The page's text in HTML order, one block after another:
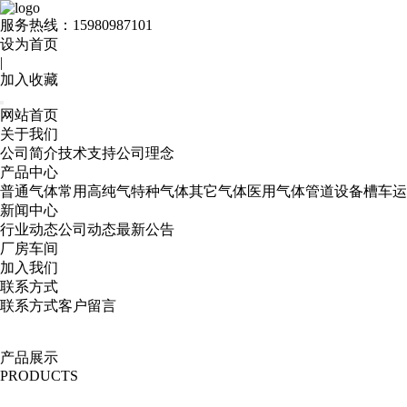
服务热线： 15980987101
设为首页
|
加入收藏
网站首页
关于我们
公司简介技术支持公司理念
产品中心
普通气体常用高纯气特种气体其它气体医用气体管道设备槽车
新闻中心
行业动态公司动态最新公告
厂房车间
加入我们
联系方式
联系方式客户留言
产品展示
PRODUCTS